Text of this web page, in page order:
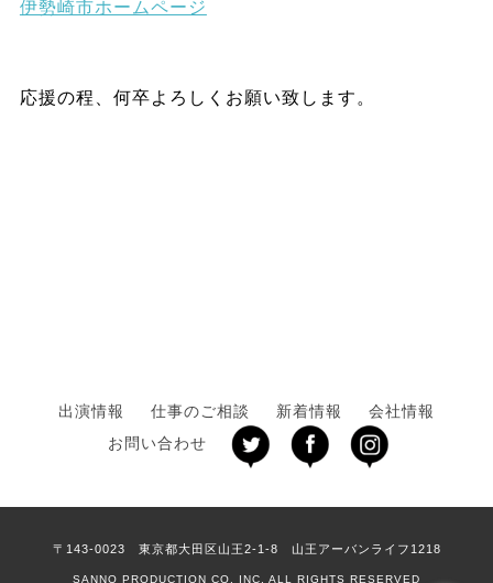
伊勢崎市ホームページ
応援の程、何卒よろしくお願い致します。
出演情報 仕事のご相談 新着情報
会社情報
お問い合わせ
〒143-0023 東京都大田区山王2-1-8 山王アーバンライフ1218
SANNO PRODUCTION CO. INC. ALL RIGHTS RESERVED